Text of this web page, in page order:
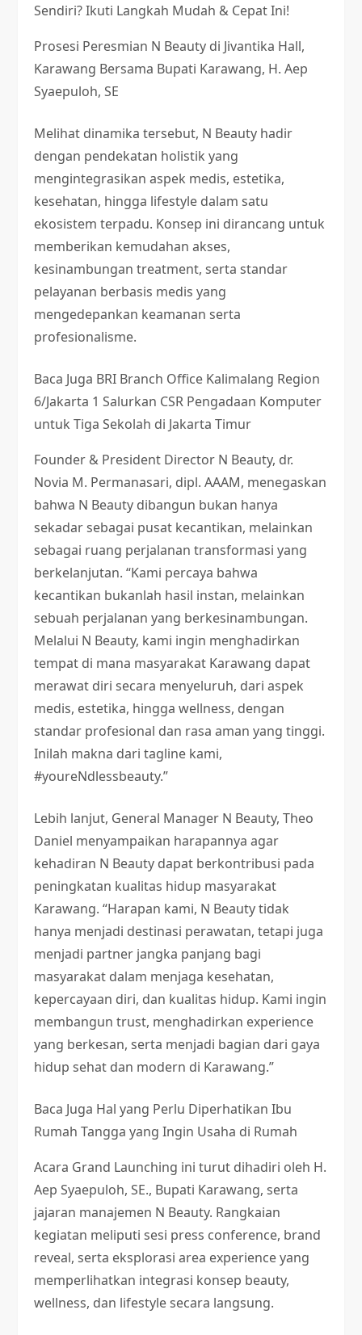
Sendiri? Ikuti Langkah Mudah & Cepat Ini!
Prosesi Peresmian N Beauty di Jivantika Hall,
Karawang Bersama Bupati Karawang, H. Aep
Syaepuloh, SE
Melihat dinamika tersebut, N Beauty hadir
dengan pendekatan holistik yang
mengintegrasikan aspek medis, estetika,
kesehatan, hingga lifestyle dalam satu
ekosistem terpadu. Konsep ini dirancang untuk
memberikan kemudahan akses,
kesinambungan treatment, serta standar
pelayanan berbasis medis yang
mengedepankan keamanan serta
profesionalisme.
Baca Juga BRI Branch Office Kalimalang Region
6/Jakarta 1 Salurkan CSR Pengadaan Komputer
untuk Tiga Sekolah di Jakarta Timur
Founder & President Director N Beauty, dr.
Novia M. Permanasari, dipl. AAAM, menegaskan
bahwa N Beauty dibangun bukan hanya
sekadar sebagai pusat kecantikan, melainkan
sebagai ruang perjalanan transformasi yang
berkelanjutan. “Kami percaya bahwa
kecantikan bukanlah hasil instan, melainkan
sebuah perjalanan yang berkesinambungan.
Melalui N Beauty, kami ingin menghadirkan
tempat di mana masyarakat Karawang dapat
merawat diri secara menyeluruh, dari aspek
medis, estetika, hingga wellness, dengan
standar profesional dan rasa aman yang tinggi.
Inilah makna dari tagline kami,
#youreNdlessbeauty.”
Lebih lanjut, General Manager N Beauty, Theo
Daniel menyampaikan harapannya agar
kehadiran N Beauty dapat berkontribusi pada
peningkatan kualitas hidup masyarakat
Karawang. “Harapan kami, N Beauty tidak
hanya menjadi destinasi perawatan, tetapi juga
menjadi partner jangka panjang bagi
masyarakat dalam menjaga kesehatan,
kepercayaan diri, dan kualitas hidup. Kami ingin
membangun trust, menghadirkan experience
yang berkesan, serta menjadi bagian dari gaya
hidup sehat dan modern di Karawang.”
Baca Juga Hal yang Perlu Diperhatikan Ibu
Rumah Tangga yang Ingin Usaha di Rumah
Acara Grand Launching ini turut dihadiri oleh H.
Aep Syaepuloh, SE., Bupati Karawang, serta
jajaran manajemen N Beauty. Rangkaian
kegiatan meliputi sesi press conference, brand
reveal, serta eksplorasi area experience yang
memperlihatkan integrasi konsep beauty,
wellness, dan lifestyle secara langsung.